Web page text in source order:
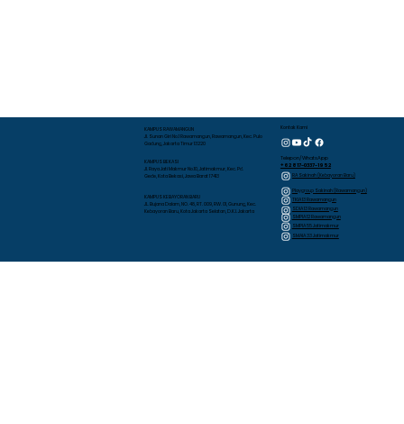
KAMPUS RAWAMANGUN
Jl. Sunan Giri No.1 Rawamangun, Rawamangun, Kec. Pulo
Gadung, Jakarta Timur 13220
KAMPUS BEKASI
Jl. Raya Jati Makmur No.10, Jatimakmur, Kec. Pd.
Gede, Kota Bekasi, Jawa Barat 17413
KAMPUS KEBAYORAN BARU
JL. Bujana Dalam, NO. 48, RT. 009, RW. 01, Gunung, Kec.
Kebayoran Baru, Kota Jakarta Selatan, D.K.I. Jakarta
Kontak Kami
Telepon/WhatsApp
+62 817-0337-1952
RA Sakinah (Kebayoran Baru)
Playgroup Sakinah (Rawamangun)
TKIA 13 Rawamangun
SDIA 13 Rawamangun
SMPIA 12 Rawamangun
SMPIA 55 Jatimakmur
SMAIA 33 Jatimakmur